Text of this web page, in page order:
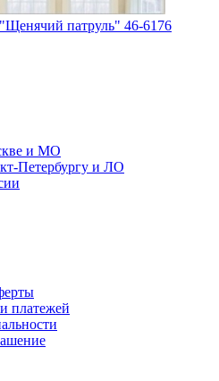
патруль" 46-6176
и МО
Петербургу и ЛО
платежей